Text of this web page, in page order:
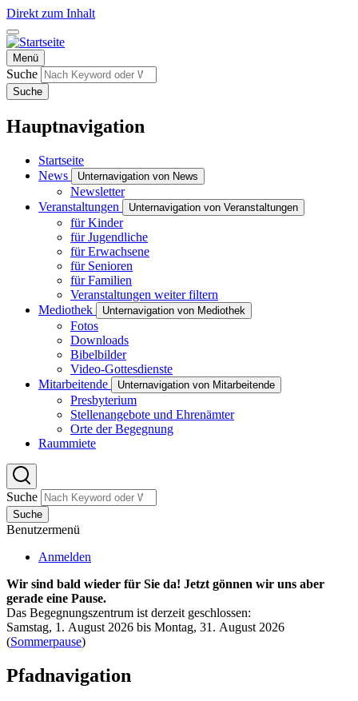
Direkt zum Inhalt
Menü
Suche
Suche
Hauptnavigation
Startseite
News
Unternavigation von News
Newsletter
Veranstaltungen
Unternavigation von Veranstaltungen
für Kinder
für Jugendliche
für Erwachsene
für Senioren
für Familien
Veranstaltungen weiter filtern
Mediothek
Unternavigation von Mediothek
Fotos
Downloads
Bibelbilder
Video-Gottesdienste
Mitarbeitende
Unternavigation von Mitarbeitende
Presbyterium
Stellenangebote und Ehrenämter
Orte der Begegnung
Raummiete
Suche
Suche
Benutzermenü
Anmelden
Wir sind bald wieder für Sie da! Jetzt gönnen wir uns aber
gerade eine Pause.
Das Begegnungszentrum ist derzeit geschlossen:
Samstag, 1. August 2026 bis Montag, 31. August 2026
(Sommerpause)
Pfadnavigation